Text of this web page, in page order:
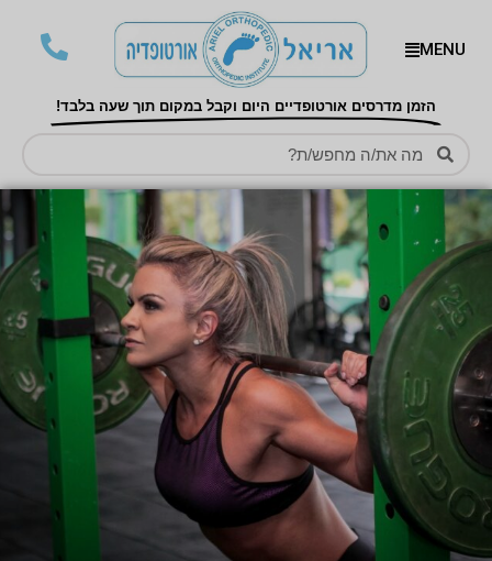
MENU
הזמן מדרסים אורטופדיים היום וקבל במקום תוך שעה בלבד!